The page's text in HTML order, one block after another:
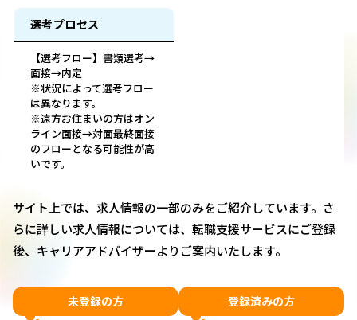
選考プロセス
【選考フロー】書類選考→
面接→内定
※状況によって選考フロー
は異なります。
※遠方お住まいの方はオン
ライン面接→対面最終面接
のフローとなる可能性が高
いです。
サイト上では、求人情報の一部のみをご紹介しています。さ
らに詳しい求人情報については、転職支援サービスにご登録
後、キャリアアドバイザーよりご案内いたします。
未登録の方 登録済みの方